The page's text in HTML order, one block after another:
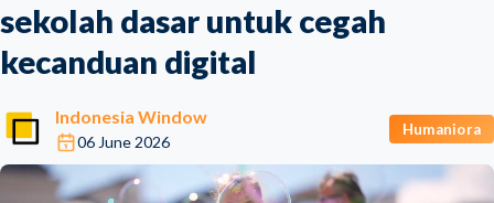
sekolah dasar untuk cegah
kecanduan digital
Indonesia Window
06 June 2026
Humaniora